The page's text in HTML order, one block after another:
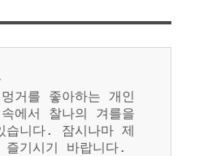
거를 좋아하는 개인
에서 찰나의 겨를을
습니다. 잠시나마 제
즐기시기 바랍니다.